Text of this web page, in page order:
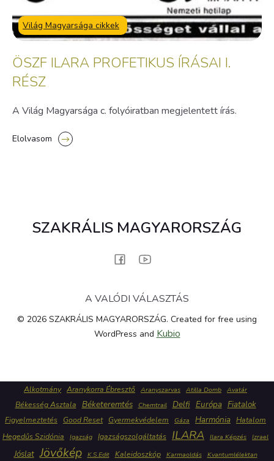
Világ Magyarsága cikkek
ÖSZF ILARA PROFETIKUS ÍRÁSAI I.
RÉSZ
A Világ Magyarsága c. folyóiratban megjelentett írás.
Elolvasom
SZAKRÁLIS MAGYARORSZÁG
A VALÓDI VÁLASZTÁS
© 2026 SZAKRÁLIS MAGYARORSZÁG. Created for free using
WordPress and Kubio
Alkotmány Aranykorra Ébresztő Aranyszarvas Atilla Domb Avatár
Békesség Asztala Béketeremtés Chemtrail Delfi Európa Fiatalok
Figyelmeztetés Good Reset Gyermekvédelem Gáza Harmónia Hatalom
Hegedűs Szidónia
Igazság Igazságszolgáltatás ILARA Ilara Képzés Izrael
Jóslat Jövőkép K.S.Edit Kaleidoszkóp Karmaoldás Kvantumlélektan